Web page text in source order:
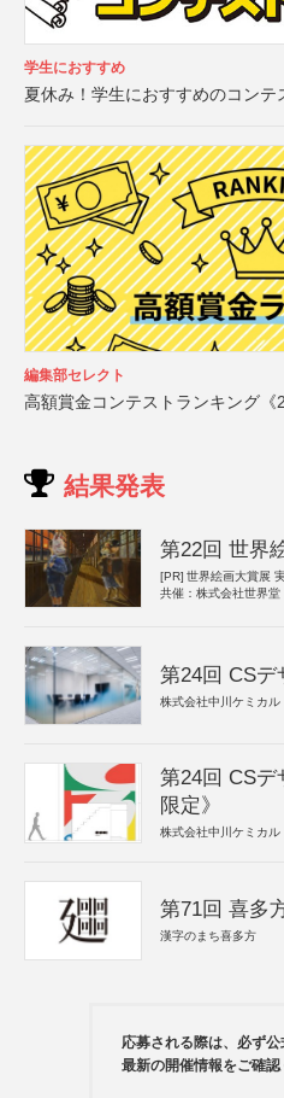
学生におすすめ
夏休み！学生におすすめのコンテ
編集部セレクト
高額賞金コンテストランキング《
結果発表
第22回 世界
[PR] 世界絵画大賞展
共催：株式会社世界堂
第24回 CSデ
株式会社中川ケミカル
第24回 CSデ
限定》
株式会社中川ケミカル
第71回 喜多
漢字のまち喜多方
応募される際は、必ず
最新の開催情報をご確認